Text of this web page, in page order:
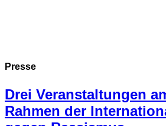
Presse
Drei Veranstaltungen
Rahmen der